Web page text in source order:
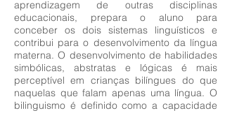
aprendizagem de outras disciplinas
educacionais, prepara o aluno para
conceber os dois sistemas linguísticos e
contribui para o desenvolvimento da língua
materna. O desenvolvimento de habilidades
simbólicas, abstratas e lógicas é mais
perceptível em crianças bilíngues do que
naquelas que falam apenas uma língua. O
bilinguismo é definido como a capacidade